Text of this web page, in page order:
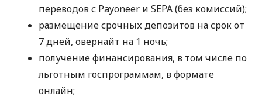
переводов с Payoneer и SEPA (без комиссий);
размещение срочных депозитов на срок от
7 дней, овернайт на 1 ночь;
получение финансирования, в том числе по
льготным госпрограммам, в формате
онлайн;